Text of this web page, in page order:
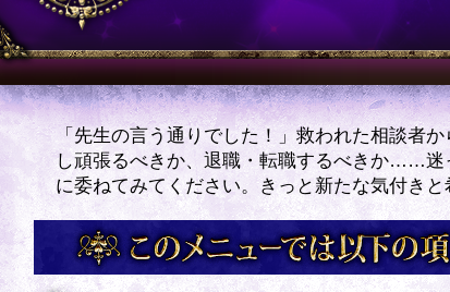
「先生の言う通りでした！」救われた相談者
し頑張るべきか、退職・転職するべきか……迷
に委ねてみてください。きっと新たな気付き